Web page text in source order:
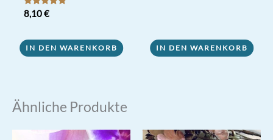
Bewertet mit
5.00
8,10€
IN DEN WARENKORB IN DEN WARENKORB
Ähnliche Produkte